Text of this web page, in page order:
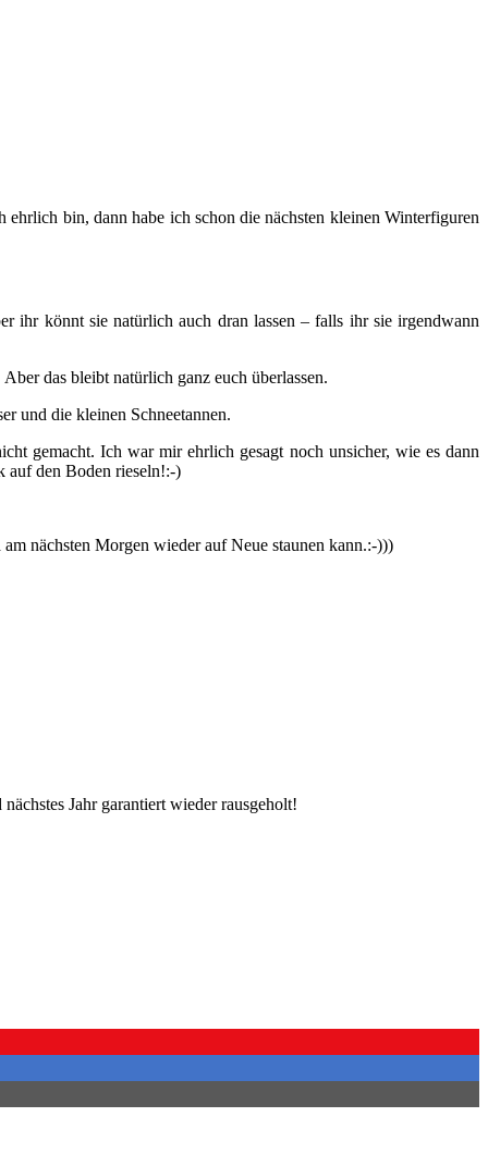
bin, dann habe ich schon die nächsten kleinen Winterfiguren
ihr könnt sie natürlich auch dran lassen – falls ihr sie irgendwann
das bleibt natürlich ganz euch überlassen.
und die kleinen Schneetannen.
gemacht. Ich war mir ehrlich gesagt noch unsicher, wie es dann
auf den Boden rieseln!:-)
nächsten Morgen wieder auf Neue staunen kann.:-)))
Jahr garantiert wieder rausgeholt!